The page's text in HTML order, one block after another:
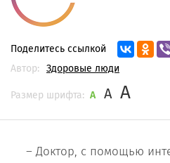
Поделитесь ссылкой
Автор:
Здоровые люди
Размер шрифта: A A A
– Доктор, с помощью